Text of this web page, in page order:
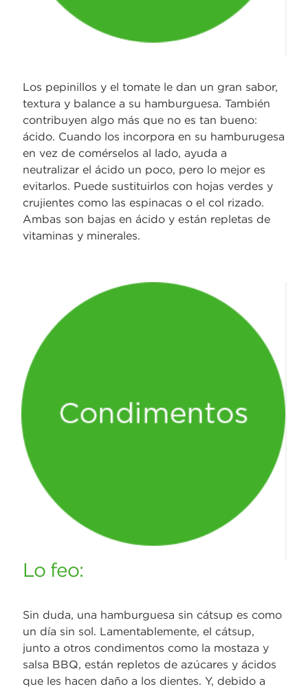
Los pepinillos y el tomate le dan un gran sabor,
textura y balance a su hamburguesa. También
contribuyen algo más que no es tan bueno:
ácido. Cuando los incorpora en su hamburugesa
en vez de comérselos al lado, ayuda a
neutralizar el ácido un poco, pero lo mejor es
evitarlos. Puede sustituirlos con hojas verdes y
crujientes como las espinacas o el col rizado.
Ambas son bajas en ácido y están repletas de
vitaminas y minerales.
Lo feo:
Sin duda, una hamburguesa sin cátsup es como
un día sin sol. Lamentablemente, el cátsup,
junto a otros condimentos como la mostaza y
salsa BBQ, están repletos de azúcares y ácidos
que les hacen daño a los dientes. Y, debido a